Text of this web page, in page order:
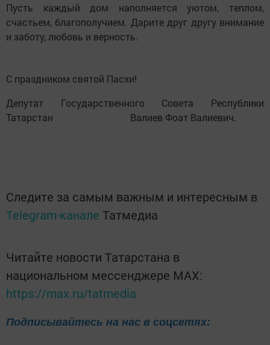
Пусть каждый дом наполняется уютом, теплом,
счастьем, благополучием. Дарите друг другу внимание
и заботу, любовь и верность.
С праздником святой Пасхи!
Депутат Государственного Совета Республики
Татарстан Валиев Фоат Валиевич.
Следите за самым важным и интересным в
Telegram-канале Татмедиа
Читайте новости Татарстана в
национальном мессенджере MАХ:
https://max.ru/tatmedia
Подписывайтесь на нас в соцсетях: